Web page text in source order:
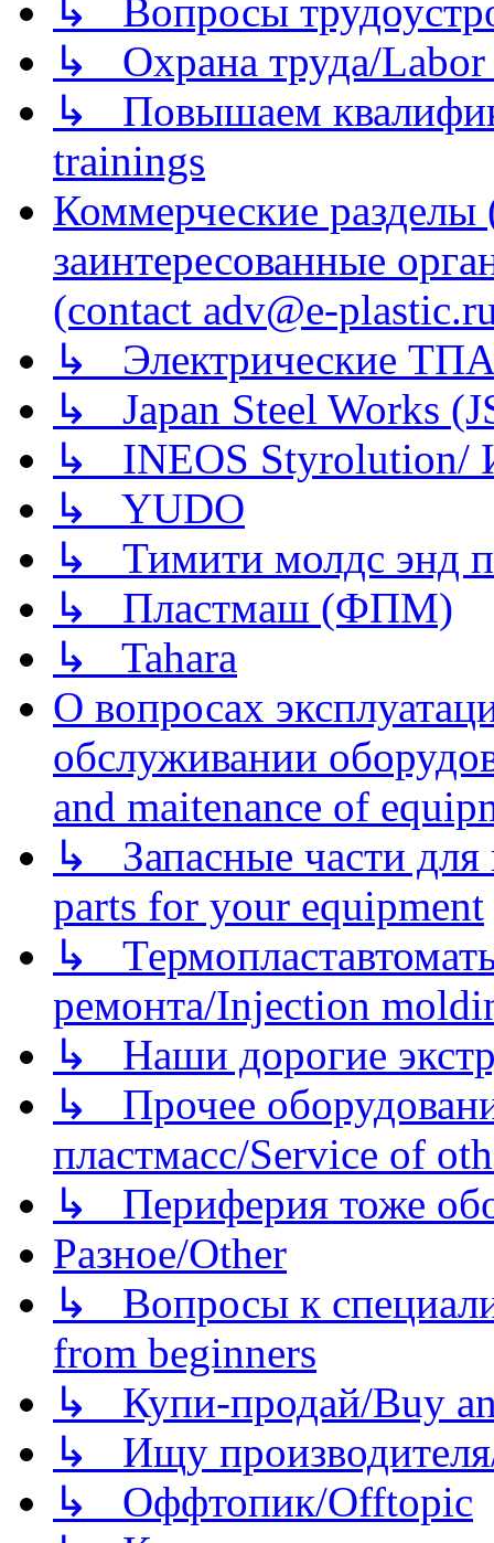
↳ Вопросы
↳ Охрана труда/Labor
↳ Повышаем
trainings
Коммерческие
заинтересованные
(contact adv@e-
↳ Электрические
↳ Japan Steel Works
↳ INEOS
↳ YUDO
↳ Тимити молдс энд
↳ Пластмаш (ФПМ)
↳ Tahara
О вопросах
обслуживании
and maitenance of
↳ Запасные части для
parts for your equipment
↳
ремонта/Injection
↳ Наши дорогие
↳ Прочее
пластмасс/Service of
↳ Периферия тоже
Разное/Other
↳ Вопросы к
from beginners
↳ Купи-продай/Buy
↳ Ищу
↳ Оффтопик/Offtopic